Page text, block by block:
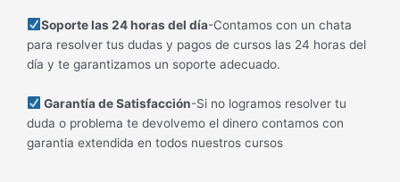
Soporte las 24 horas del día-Contamos con un chata
para resolver tus dudas y pagos de cursos las 24 horas del
día y te garantizamos un soporte adecuado.
Garantía de Satisfacción-Si no logramos resolver tu
duda o problema te devolvemo el dinero contamos con
garantia extendida en todos nuestros cursos